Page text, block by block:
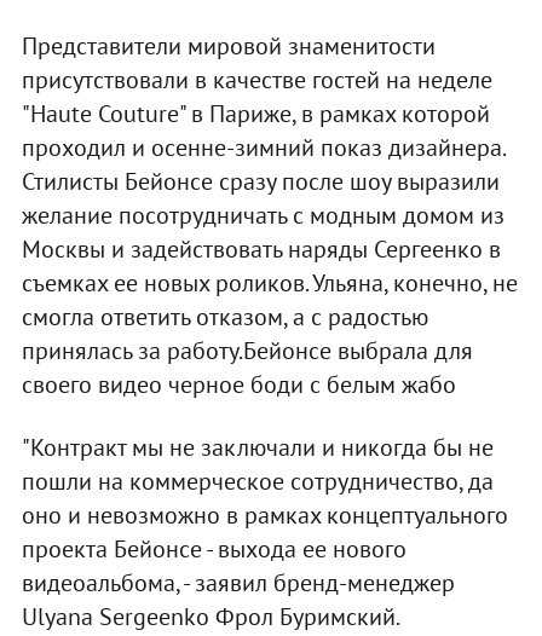
Представители мировой знаменитости
присутствовали в качестве гостей на неделе
"Haute Couture" в Париже, в рамках которой
проходил и осенне-зимний показ дизайнера.
Стилисты Бейонсе сразу после шоу выразили
желание посотрудничать с модным домом из
Москвы и задействовать наряды Сергеенко в
съемках ее новых роликов. Ульяна, конечно, не
смогла ответить отказом, а с радостью
принялась за работу.Бейонсе выбрала для
своего видео черное боди с белым жабо
"Контракт мы не заключали и никогда бы не
пошли на коммерческое сотрудничество, да
оно и невозможно в рамках концептуального
проекта Бейонсе - выхода ее нового
видеоальбома, - заявил бренд-менеджер
Ulyana Sergeenko Фрол Буримский.